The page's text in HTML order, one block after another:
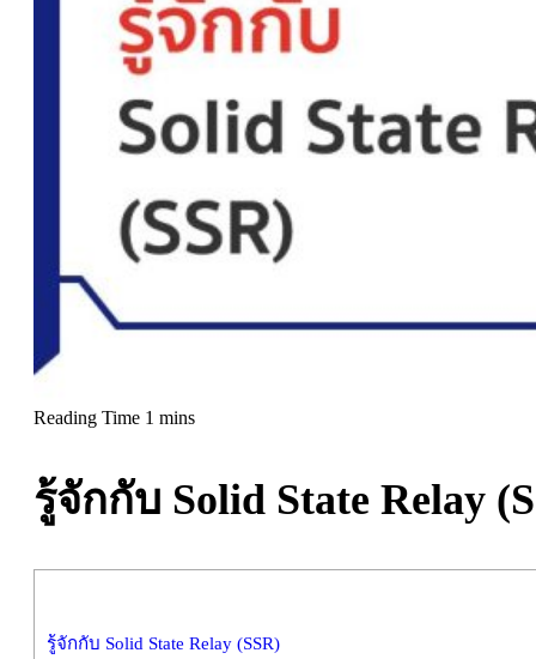
รู้จักกับ Solid State Relay
รู้จักกับ Solid State Relay (SSR)